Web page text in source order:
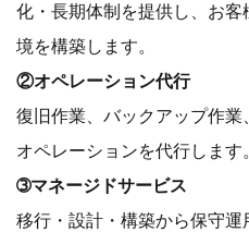
化・長期体制を提供し、お
境を構築します。
②オペレーション代行
復旧作業、バックアップ作
オペレーションを代行します。
➂マネージドサービス
移行・設計・構築から保守運